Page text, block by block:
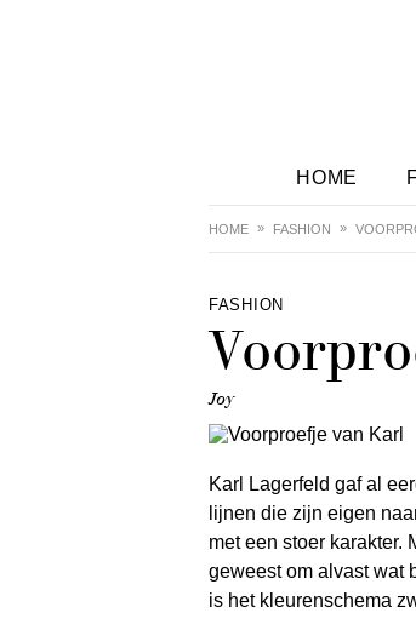
HOME
HOME FASHION
FASHION
Joy
Karl Lagerfeld gaf al
lijnen die zijn eigen
met een stoer karakter.
geweest om alvast wat
is het kleurenschema